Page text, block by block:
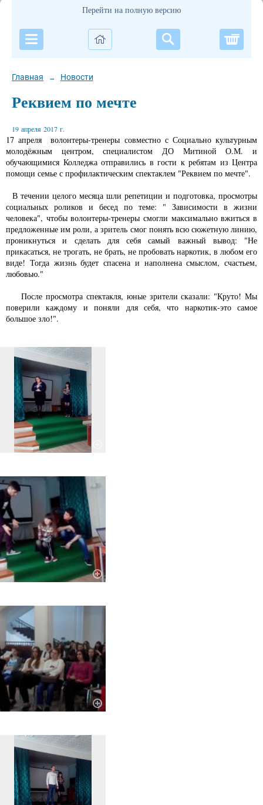
Перейти на полную версию
Главная → Новости
Реквием по мечте
19 апреля 2017 г.
17 апреля волонтеры-тренеры совместно с Социально культурным
молодёжным центром, специалистом ДО Митиной О.М. и
обучающимися Колледжа отправились в гости к ребятам из Центра
помощи семье с профилактическим спектаклем "Реквием по мечте".
В течении целого месяца шли репетиции и подготовка, просмотры
социальных роликов и бесед по теме: " Зависимости в жизни
человека", чтобы волонтеры-тренеры смогли максимально вжиться в
предложенные им роли, а зритель смог понять всю сюжетную линию,
проникнуться и сделать для себя самый важный вывод: "Не
прикасаться, не трогать, не брать, не пробовать наркотик, в любом его
виде! Тогда жизнь будет спасена и наполнена смыслом, счастьем,
любовью."
После просмотра спектакля, юные зрители сказали: "Круто! Мы
поверили каждому и поняли для себя, что наркотик-это самое
большое зло!".